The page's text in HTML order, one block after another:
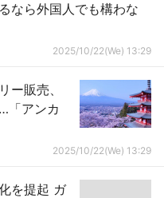
なら外国人でも構わな
2025/10/22(We) 13:29
ー販売、
「アンカ
2025/10/22(We) 13:29
を提起 ガ